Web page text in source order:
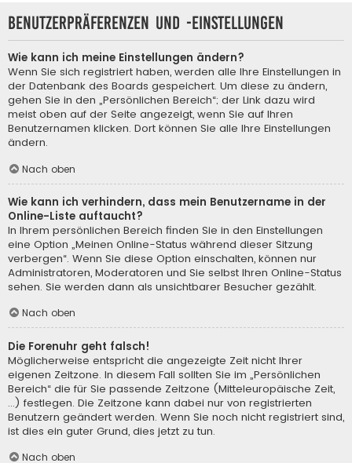
Benutzerpräferenzen und -einstellungen
Wie kann ich meine Einstellungen ändern?
Wenn Sie sich registriert haben, werden alle Ihre Einstellungen in
der Datenbank des Boards gespeichert. Um diese zu ändern,
gehen Sie in den „Persönlichen Bereich“; der Link dazu wird
meist oben auf der Seite angezeigt, wenn Sie auf Ihren
Benutzernamen klicken. Dort können Sie alle Ihre Einstellungen
ändern.
Nach oben
Wie kann ich verhindern, dass mein Benutzername in der
Online-Liste auftaucht?
In Ihrem persönlichen Bereich finden Sie in den Einstellungen
eine Option „Meinen Online-Status während dieser Sitzung
verbergen“. Wenn Sie diese Option einschalten, können nur
Administratoren, Moderatoren und Sie selbst Ihren Online-Status
sehen. Sie werden dann als unsichtbarer Besucher gezählt.
Nach oben
Die Forenuhr geht falsch!
Möglicherweise entspricht die angezeigte Zeit nicht Ihrer
eigenen Zeitzone. In diesem Fall sollten Sie im „Persönlichen
Bereich“ die für Sie passende Zeitzone (Mitteleuropäische Zeit,
...) festlegen. Die Zeitzone kann dabei nur von registrierten
Benutzern geändert werden. Wenn Sie noch nicht registriert sind,
ist dies ein guter Grund, dies jetzt zu tun.
Nach oben